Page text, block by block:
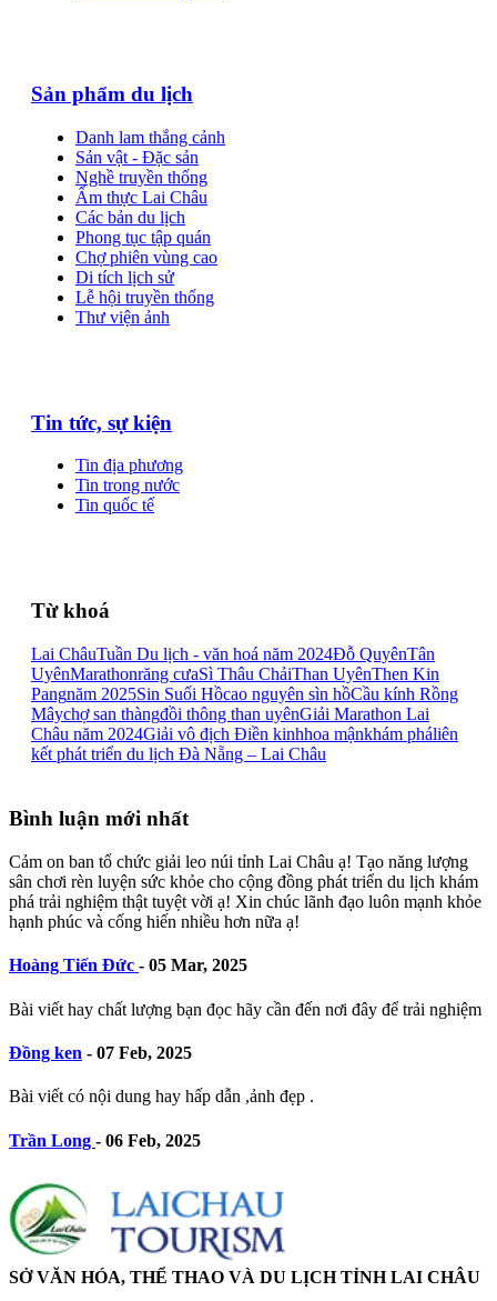
Sản phẩm du lịch
Danh lam thắng cảnh
Sản vật - Đặc sản
Nghề truyền thống
Ẩm thực Lai Châu
Các bản du lịch
Phong tục tập quán
Chợ phiên vùng cao
Di tích lịch sử
Lễ hội truyền thống
Thư viện ảnh
Tin tức, sự kiện
Tin địa phương
Tin trong nước
Tin quốc tế
Từ khoá
Lai ChâuTuần Du lịch - văn hoá năm 2024Đỗ QuyênTân
UyênMarathonrăng cưaSì Thâu ChảiThan UyênThen Kin
Pangnăm 2025Sin Suối Hồcao nguyên sìn hồCầu kính Rồng
Mâychợ san thàngđồi thông than uyênGiải Marathon Lai
Châu năm 2024Giải vô địch Điền kinhhoa mậnkhám pháliên
kết phát triển du lịch Đà Nẵng – Lai Châu
Bình luận mới nhất
Cảm on ban tổ chức giải leo núi tỉnh Lai Châu ạ! Tạo năng lượng
sân chơi rèn luyện sức khỏe cho cộng đồng phát triển du lịch khám
phá trải nghiệm thật tuyệt vời ạ! Xin chúc lãnh đạo luôn mạnh khỏe
hạnh phúc và cống hiến nhiều hơn nữa ạ!
Hoàng Tiến Đức - 05 Mar, 2025
Bài viết hay chất lượng bạn đọc hãy cần đến nơi đây để trải nghiệm
Đồng ken - 07 Feb, 2025
Bài viết có nội dung hay hấp dẫn ,ảnh đẹp .
Trần Long - 06 Feb, 2025
SỞ VĂN HÓA, THỂ THAO VÀ DU LỊCH TỈNH LAI CHÂU